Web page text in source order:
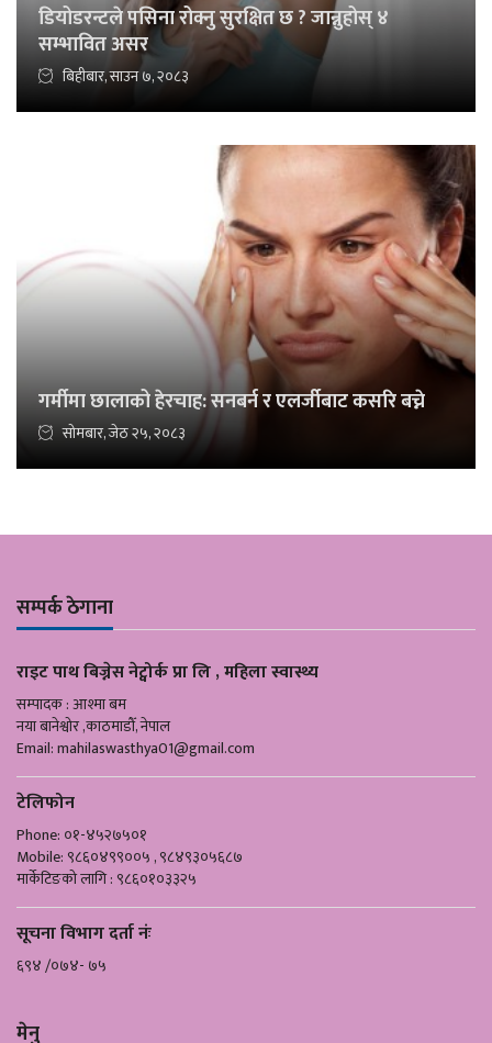
डियोडरन्टले पसिना रोक्नु सुरक्षित छ ? जान्नुहोस् ४
सम्भावित असर
बिहीबार, साउन ७, २०८३
गर्मीमा छालाको हेरचाह: सनबर्न र एलर्जीबाट कसरि बच्ने
सोमबार, जेठ २५, २०८३
सम्पर्क ठेगाना
राइट पाथ बिज्नेस नेट्वोर्क प्रा लि , महिला स्वास्थ्य
सम्पादक : आश्मा बम
नया बानेश्वोर ,काठमाडौँ, नेपाल
Email:mahilaswasthya01@gmail.com
टेलिफोन
Phone: ०१-४५२७५०१
Mobile: ९८६०४९९००५ , ९८४९३०५६८७
मार्केटिङको लागि : ९८६०१०३३२५
सूचना विभाग दर्ता नंः
६९४ /०७४- ७५
मेनु